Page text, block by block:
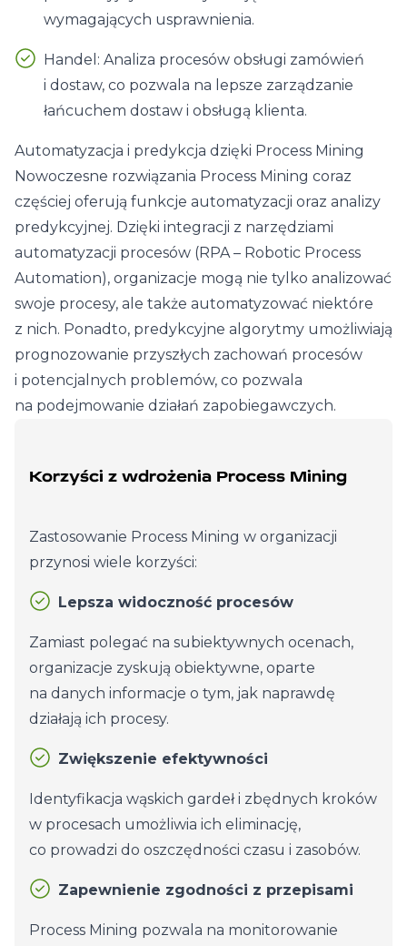
wymagających usprawnienia.
Handel: Analiza procesów obsługi zamówień
i dostaw, co pozwala na lepsze zarządzanie
łańcuchem dostaw i obsługą klienta.
Automatyzacja i predykcja dzięki Process Mining
Nowoczesne rozwiązania Process Mining coraz
częściej oferują funkcje automatyzacji oraz analizy
predykcyjnej. Dzięki integracji z narzędziami
automatyzacji procesów (RPA – Robotic Process
Automation), organizacje mogą nie tylko analizować
swoje procesy, ale także automatyzować niektóre
z nich. Ponadto, predykcyjne algorytmy umożliwiają
prognozowanie przyszłych zachowań procesów
i potencjalnych problemów, co pozwala
na podejmowanie działań zapobiegawczych.
Korzyści z wdrożenia Process Mining
Zastosowanie Process Mining w organizacji
przynosi wiele korzyści:
Lepsza widoczność procesów
Zamiast polegać na subiektywnych ocenach,
organizacje zyskują obiektywne, oparte
na danych informacje o tym, jak naprawdę
działają ich procesy.
Zwiększenie efektywności
Identyfikacja wąskich gardeł i zbędnych kroków
w procesach umożliwia ich eliminację,
co prowadzi do oszczędności czasu i zasobów.
Zapewnienie zgodności z przepisami
Process Mining pozwala na monitorowanie